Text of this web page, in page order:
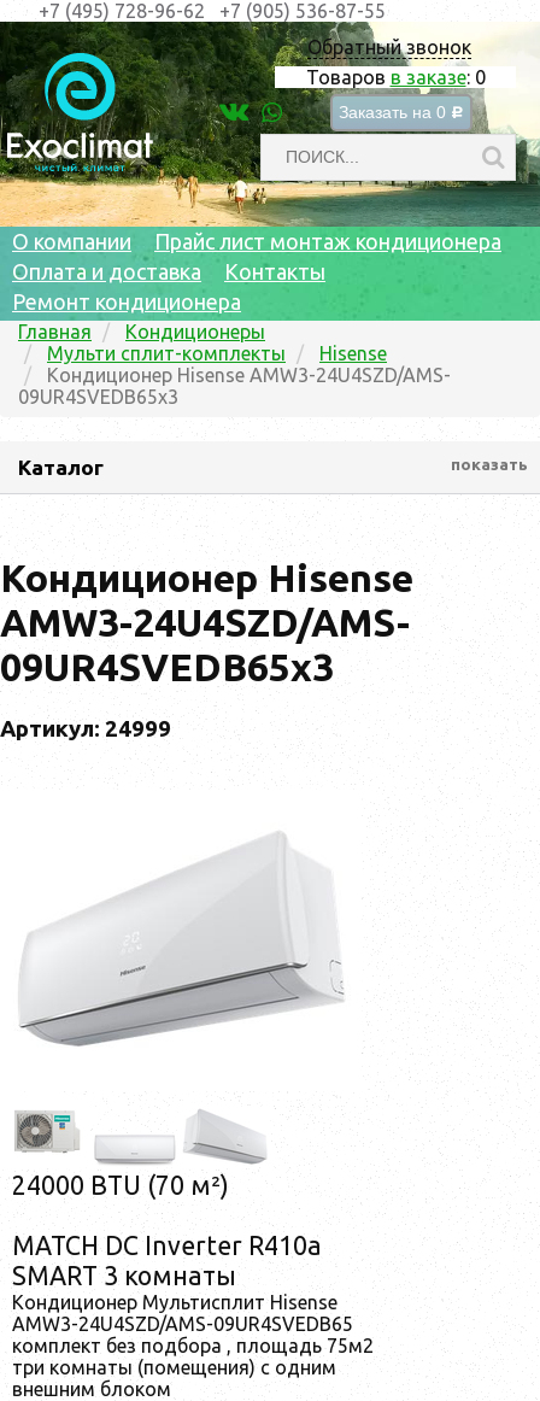
Обратный звонок
Товаров в заказе: 0
Заказать на 0 c
+7 (495) 728-96-62 +7 (905) 536-87-55
О компании
Прайс лист монтаж кондиционера
Оплата и доставка
Контакты
Ремонт кондиционера
Главная
Кондиционеры
Мульти cплит-комплекты
Hisense
Кондиционер Hisense AMW3-24U4SZD/AMS-
09UR4SVEDB65x3
Каталог показать
Кондиционер Hisense
AMW3-24U4SZD/AMS-
09UR4SVEDB65x3
Артикул: 24999
24000 BTU (70 м²)
MATCH DC Inverter R410a
SMART 3 комнаты
Кондиционер Мультисплит Hisense
AMW3-24U4SZD/AMS-09UR4SVEDB65
комплект без подбора , площадь 75м2
три комнаты (помещения) с одним
внешним блоком